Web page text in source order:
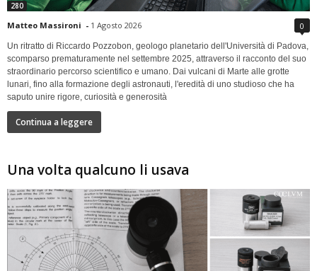
280
Matteo Massironi - 1 Agosto 2026 0
Un ritratto di Riccardo Pozzobon, geologo planetario dell'Università di Padova,
scomparso prematuramente nel settembre 2025, attraverso il racconto del suo
straordinario percorso scientifico e umano. Dai vulcani di Marte alle grotte
lunari, fino alla formazione degli astronauti, l'eredità di uno studioso che ha
saputo unire rigore, curiosità e generosità
Continua a leggere
Una volta qualcuno li usava